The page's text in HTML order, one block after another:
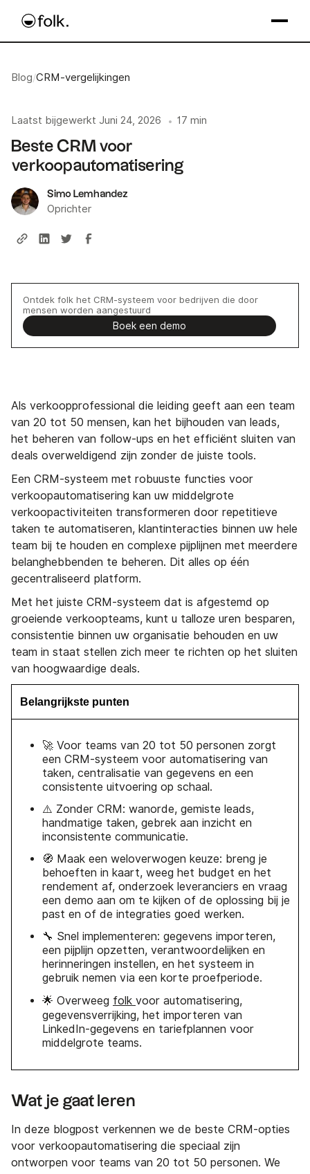
Blog/CRM-vergelijkingen
Laatst bijgewerkt Juni 24, 2026 • 17 min
Beste CRM voor
verkoopautomatisering
Simo Lemhandez
Oprichter
Ontdek folk het CRM-systeem voor bedrijven die door
mensen worden aangestuurd
Boek een demo
Als verkoopprofessional die leiding geeft aan een team
van 20 tot 50 mensen, kan het bijhouden van leads,
het beheren van follow-ups en het efficiënt sluiten van
deals overweldigend zijn zonder de juiste tools.
Een CRM-systeem met robuuste functies voor
verkoopautomatisering kan uw middelgrote
verkoopactiviteiten transformeren door repetitieve
taken te automatiseren, klantinteracties binnen uw hele
team bij te houden en complexe pijplijnen met meerdere
belanghebbenden te beheren. Dit alles op één
gecentraliseerd platform.
Met het juiste CRM-systeem dat is afgestemd op
groeiende verkoopteams, kunt u talloze uren besparen,
consistentie binnen uw organisatie behouden en uw
team in staat stellen zich meer te richten op het sluiten
van hoogwaardige deals.
Belangrijkste punten
🚀 Voor teams van 20 tot 50 personen zorgt
een CRM-systeem voor automatisering van
taken, centralisatie van gegevens en een
consistente uitvoering op schaal.
⚠️ Zonder CRM: wanorde, gemiste leads,
handmatige taken, gebrek aan inzicht en
inconsistente communicatie.
🧭 Maak een weloverwogen keuze: breng je
behoeften in kaart, weeg het budget en het
rendement af, onderzoek leveranciers en vraag
een demo aan om te kijken of de oplossing bij je
past en of de integraties goed werken.
🔧 Snel implementeren: gegevens importeren,
een pijplijn opzetten, verantwoordelijken en
herinneringen instellen, en het systeem in
gebruik nemen via een korte proefperiode.
🌟 Overweeg folk voor automatisering,
gegevensverrijking, het importeren van
LinkedIn-gegevens en tariefplannen voor
middelgrote teams.
Wat je gaat leren
In deze blogpost verkennen we de beste CRM-opties
voor verkoopautomatisering die speciaal zijn
ontworpen voor teams van 20 tot 50 personen. We